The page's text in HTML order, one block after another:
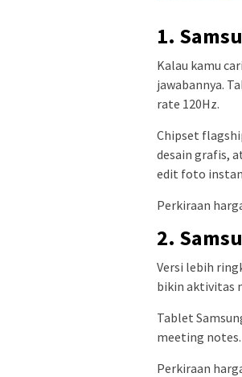
1.
Kalau kamu
jawabannya.
rate 120Hz.
Chipset
desain grafis,
edit foto
Perkiraan
2.
Versi lebih
bikin aktivitas
Tablet
meeting
Perkiraan